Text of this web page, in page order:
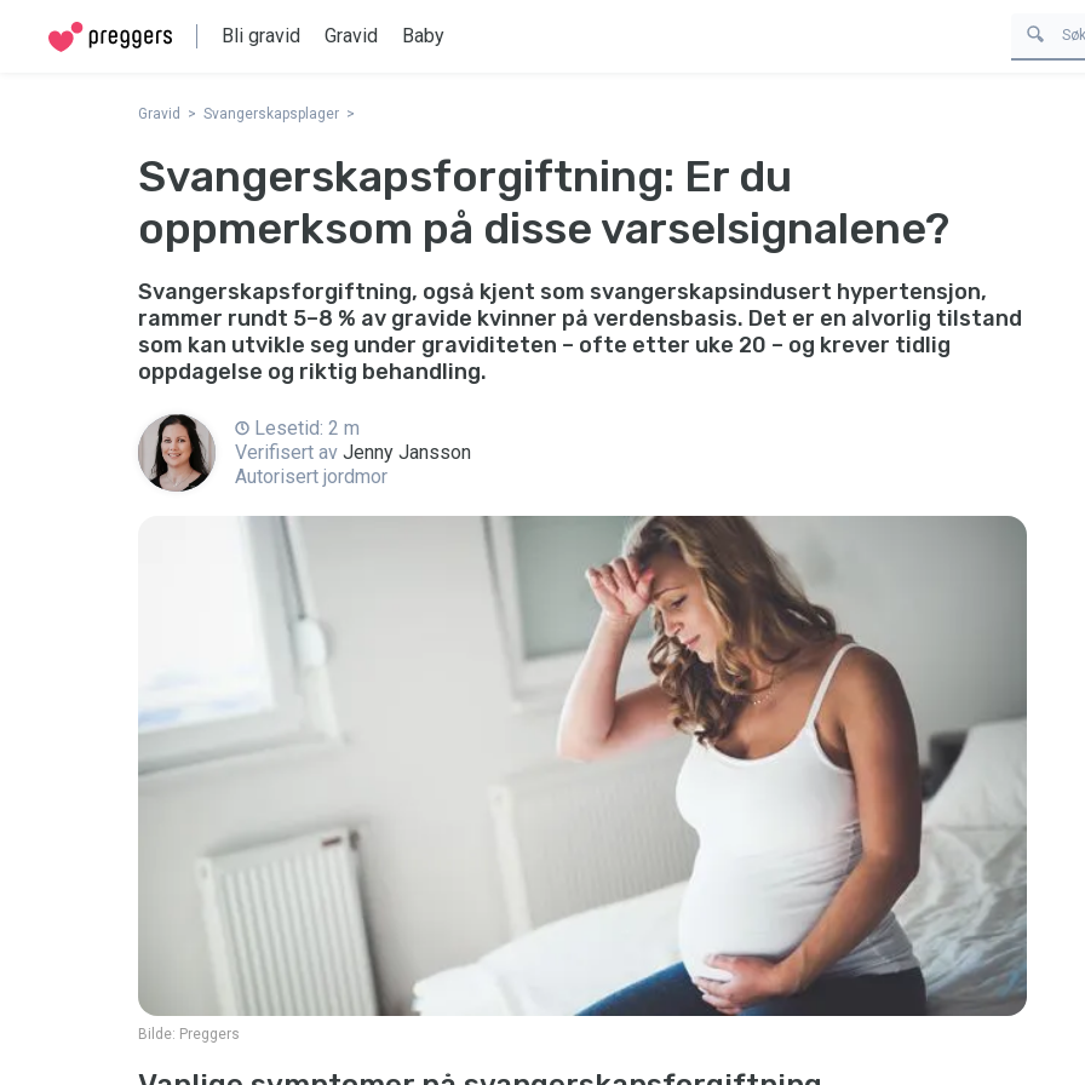
Bli gravid Gravid Baby
Gravid Svangerskapsplager
Svangerskapsforgiftning: Er du
oppmerksom på disse varselsignalene?
Svangerskapsforgiftning, også kjent som svangerskapsindusert hypertensjon,
rammer rundt 5–8 % av gravide kvinner på verdensbasis. Det er en alvorlig tilstand
som kan utvikle seg under graviditeten – ofte etter uke 20 – og krever tidlig
oppdagelse og riktig behandling.
Lesetid: 2 m
Verifisert av Jenny Jansson
Autorisert jordmor
Bilde: Preggers